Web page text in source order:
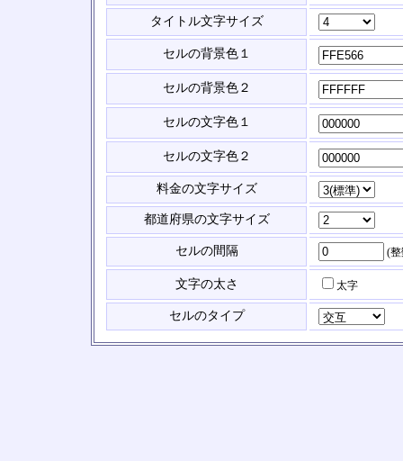
タイトル文字サイズ
セルの背景色１
セルの背景色２
セルの文字色１
セルの文字色２
料金の文字サイズ
都道府県の文字サイズ
セルの間隔 (
文字の太さ 太字
セルのタイプ